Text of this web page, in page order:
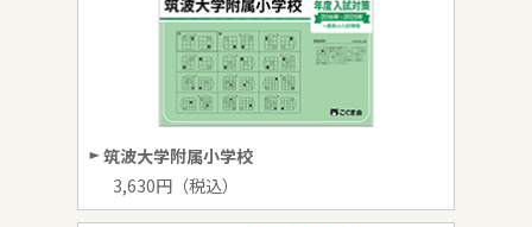
筑波大学附属小学校
3,630円（税込）